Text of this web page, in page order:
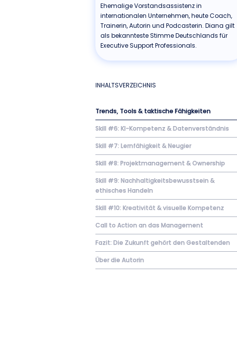
Ehemalige Vorstandsassistenz in
internationalen Unternehmen, heute Coach,
Trainerin, Autorin und Podcasterin. Diana gilt
als bekannteste Stimme Deutschlands für
Executive Support Professionals.
INHALTSVERZEICHNIS
Trends, Tools & taktische Fähigkeiten
Skill #6: KI-Kompetenz & Datenverständnis
Skill #7: Lernfähigkeit & Neugier
Skill #8: Projektmanagement & Ownership
Skill #9: Nachhaltigkeitsbewusstsein &
ethisches Handeln
Skill #10: Kreativität & visuelle Kompetenz
Call to Action an das Management
Fazit: Die Zukunft gehört den Gestaltenden
Über die Autorin